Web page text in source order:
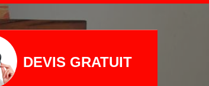
DEVIS GRATUIT